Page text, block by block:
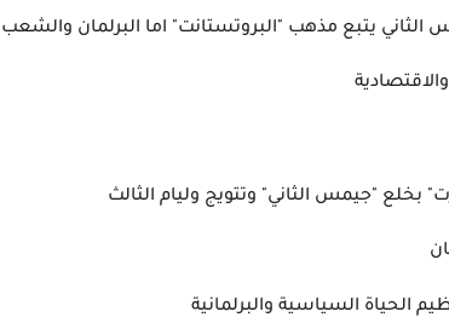
الثاني يتبع مذهب "البروتستانت" اما البرلمان
والاقتصادية
بخلع "جيمس الثاني" وتتويج وليام الثالث
للبرلمان
لتنظيم الحياة السياسية والبرلمانية